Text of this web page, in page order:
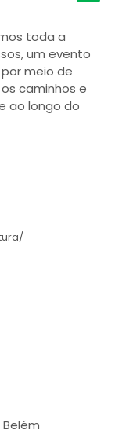
toda a
um evento
meio de
caminhos e
ao longo do